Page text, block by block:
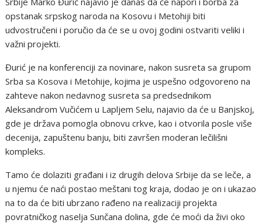
opstanak srpskog naroda na Kosovu i Metohiji biti
udvostručeni i poručio da će se u ovoj godini ostvariti veliki i
važni projekti.
Đurić je na konferenciji za novinare, nakon susreta sa grupom
Srba sa Kosova i Metohije, kojima je uspešno odgovoreno na
zahteve nakon nedavnog susreta sa predsednikom
Aleksandrom Vučićem u Lapljem Selu, najavio da će u Banjskoj,
gde je država pomogla obnovu crkve, kao i otvorila posle više
decenija, zapuštenu banju, biti završen moderan lečilišni
kompleks.
Tamo će dolaziti građani i iz drugih delova Srbije da se leče, a
u njemu će naći postao meštani tog kraja, dodao je on i ukazao
na to da će biti ubrzano rađeno na realizaciji projekta
povratničkog naselja Sunčana dolina, gde će moći da živi oko